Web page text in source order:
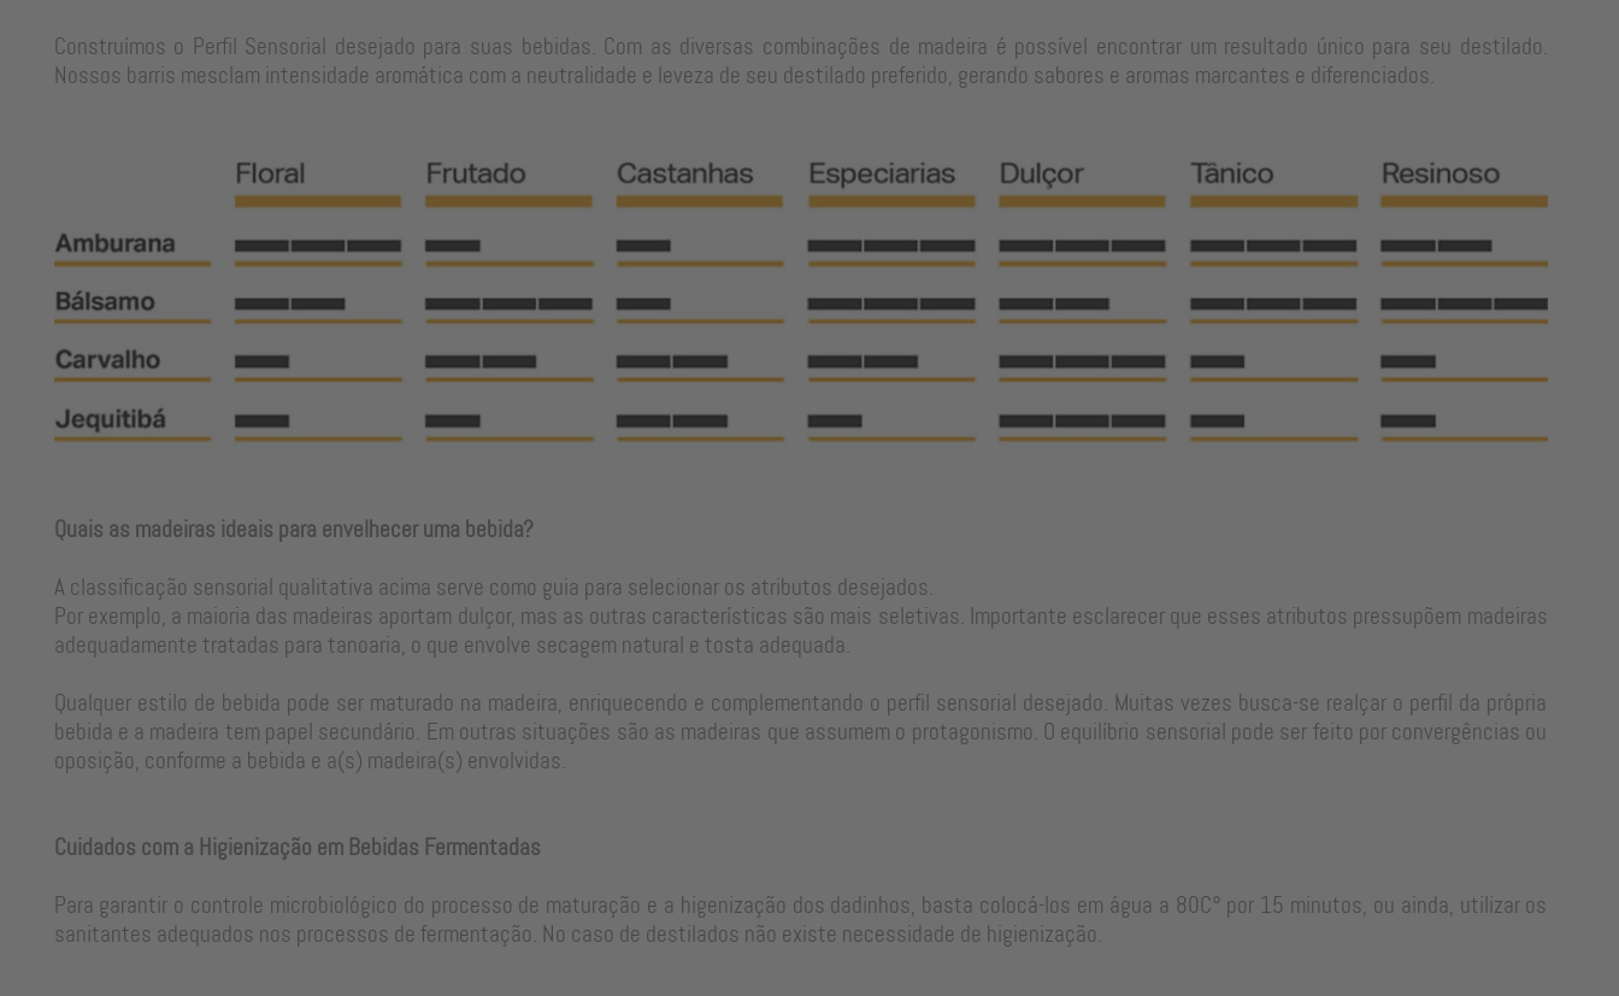
Construímos o Perfil Sensorial desejado para suas bebidas. Com as diversas combinações de madeira é possível encontrar um resultado único para seu destilado.
Nossos barris mesclam intensidade aromática com a neutralidade e leveza de seu destilado preferido, gerando sabores e aromas marcantes e diferenciados.
Quais as madeiras ideais para envelhecer uma bebida?
A classificação sensorial qualitativa acima serve como guia para selecionar os atributos desejados.
Por exemplo, a maioria das madeiras aportam dulçor, mas as outras características são mais seletivas. Importante esclarecer que esses atributos pressupõem madeiras
adequadamente tratadas para tanoaria, o que envolve secagem natural e tosta adequada.
Qualquer estilo de bebida pode ser maturado na madeira, enriquecendo e complementando o perfil sensorial desejado. Muitas vezes busca-se realçar o perfil da própria
bebida e a madeira tem papel secundário. Em outras situações são as madeiras que assumem o protagonismo. O equilíbrio sensorial pode ser feito por convergências ou
oposição, conforme a bebida e a(s) madeira(s) envolvidas.
Cuidados com a Higienização em Bebidas Fermentadas
Para garantir o controle microbiológico do processo de maturação e a higenização dos dadinhos, basta colocá-los em água a 80C° por 15 minutos, ou ainda, utilizar os
sanitantes adequados nos processos de fermentação. No caso de destilados não existe necessidade de higienização.